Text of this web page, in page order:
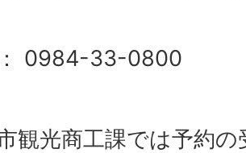
0984-33-0800
市観光商工課では予約